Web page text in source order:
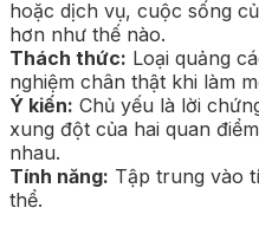
hoặc dịch vụ, cuộc sống
hơn như thế nào.
Thách thức: Loại quảng
nghiệm chân thật khi làm
Ý kiến: Chủ yếu là lời
xung đột của hai quan
nhau.
Tính năng: Tập trung vào
thể.